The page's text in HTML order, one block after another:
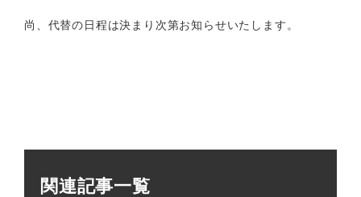
尚、代替の日程は決まり次第お知らせいたします。
関連記事一覧